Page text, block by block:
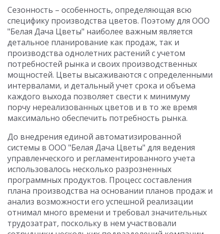
Сезонность – особенность, определяющая всю
специфику производства цветов. Поэтому для ООО
"Белая Дача Цветы" наиболее важным является
детальное планирование как продаж, так и
производства однолетних растений с учетом
потребностей рынка и своих производственных
мощностей. Цветы высаживаются с определенными
интервалами, и детальный учет срока и объема
каждого выхода позволяет свести к минимуму
порчу нереализованных цветов и в то же время
максимально обеспечить потребность рынка.
До внедрения единой автоматизированной
системы в ООО "Белая Дача Цветы" для ведения
управленческого и регламентированного учета
использовалось несколько разрозненных
программных продуктов. Процесс составления
плана производства на основании планов продаж и
анализ возможности его успешной реализации
отнимал много времени и требовал значительных
трудозатрат, поскольку в нем участвовали